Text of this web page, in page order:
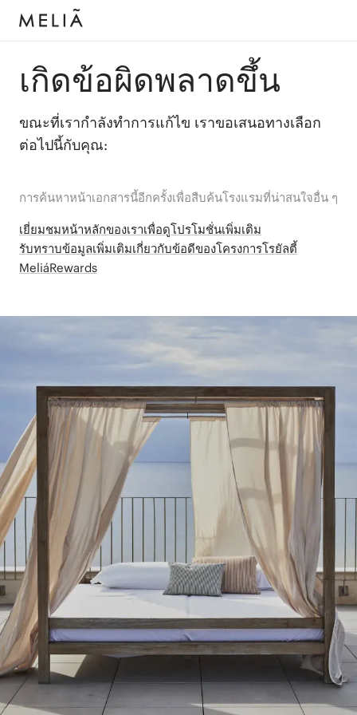
เกิดข้อผิดพลาดขึ้น
ขณะที่เรากำลังทำการแก้ไข เราขอเสนอทางเลือก
ต่อไปนี้กับคุณ:
การค้นหาหน้าเอกสารนี้อีกครั้งเพื่อสืบค้นโรงแรมที่น่าสนใจอื่น ๆ
เยี่ยมชมหน้าหลักของเราเพื่อดูโปรโมชั่นเพิ่มเติม
รับทราบข้อมูลเพิ่มเติมเกี่ยวกับข้อดีของโครงการโรยัลตี้
MeliáRewards